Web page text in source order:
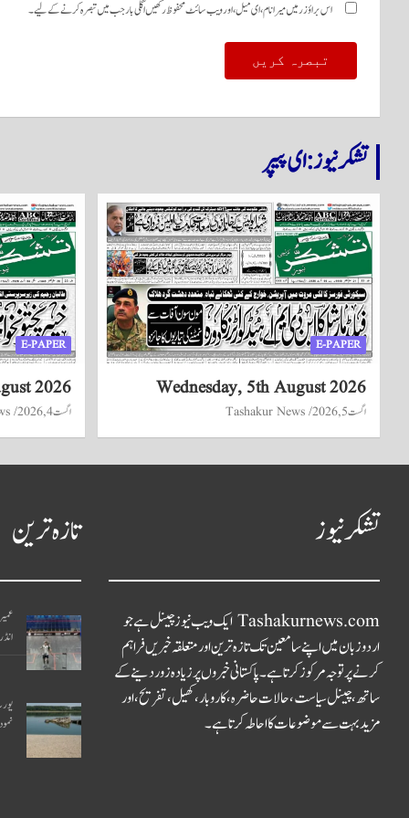
اس براؤزر میں میرا نام، ای میل، اور ویب سائٹ محفوظ رکھیں اگلی بار جب میں تبصرہ کرنے کےلیے۔
تشکر نیوز: ای پیپر
E-PAPER
Wednesday, 5th August 2026
اگست 5, 2026 Tashakur News
E-PAPER
2026
اگست 4, 2026
تشکر نیوز
Tashakurnews.com ایک ویب نیوز چینل ہے جو
اردو زبان میں اپنے سامعین تک تازہ ترین اور متعلقہ خبریں فراہم
کرنے پر توجہ مرکوز کرتا ہے۔ پاکستانی خبروں پر زیادہ زور دینے کے
ساتھ، چینل سیاست، حالات حاضرہ، کاروبار، کھیل، تفریح، اور
مزید بہت سے موضوعات کا احاطہ کرتا ہے۔
تازہ ترین
انڈر 17 ٹائٹل جیت لیا